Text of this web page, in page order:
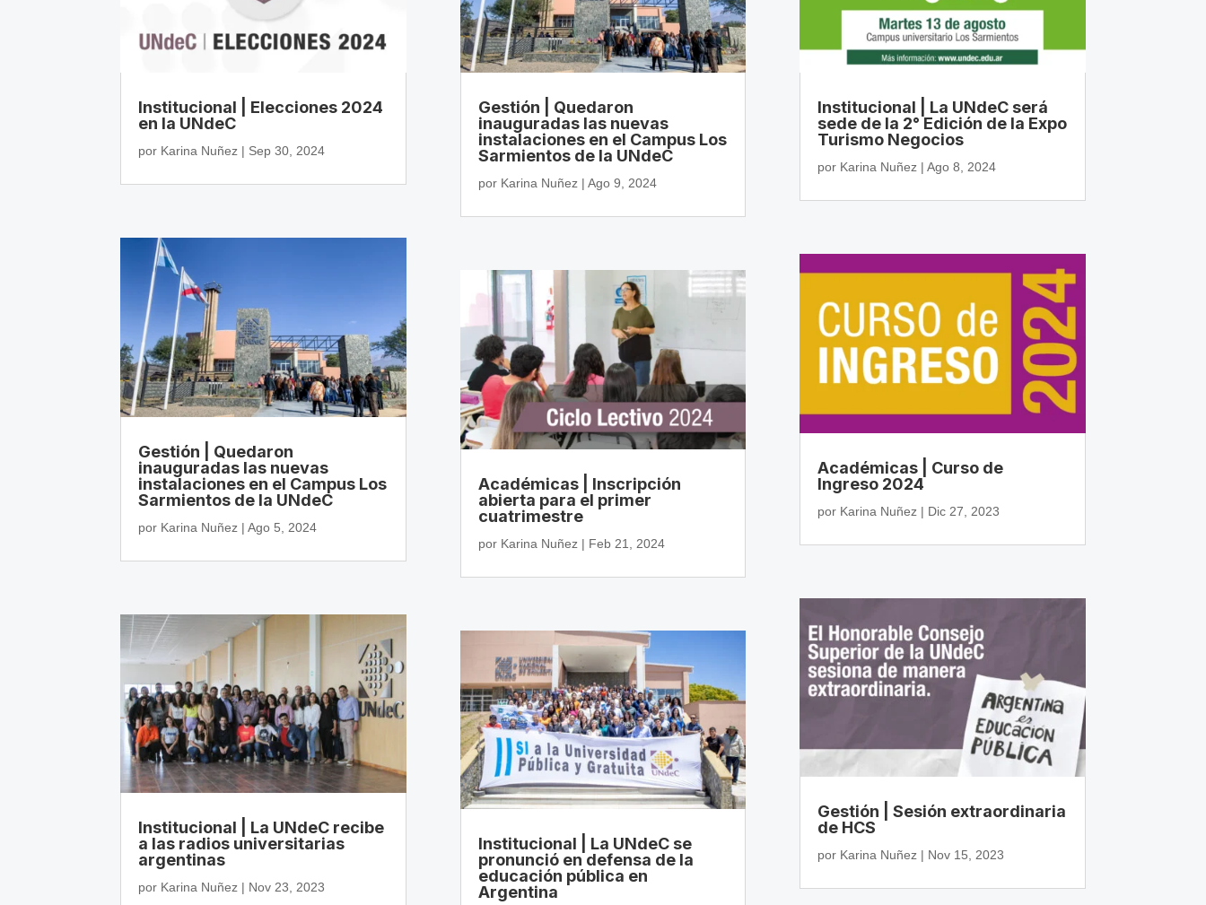
Institucional | Elecciones 2024
en la UNdeC
por Karina Nuñez | Sep 30, 2024
Gestión | Quedaron
inauguradas las nuevas
instalaciones en el Campus Los
Sarmientos de la UNdeC
por Karina Nuñez |Ago 5, 2024
Institucional | La UNdeC recibe
a las radios universitarias
argentinas
por Karina Nuñez | Nov 23, 2023
Gestión | Quedaron
inauguradas las nuevas
instalaciones en el Campus Los
Sarmientos de la UNdeC
por Karina Nuñez| Ago 9, 2024
Académicas | Inscripción
abierta para el primer
cuatrimestre
por Karina Nuñez| Feb 21, 2024
Institucional | La UNdeC se
pronunció en defensa de la
educación pública en
Argentina
Institucional | La UNdeC será
sede de la 2° Edición de la Expo
Turismo Negocios
por Karina Nuñez| Ago 8, 2024
Académicas | Curso de
Ingreso 2024
por Karina Nuñez| Dic 27, 2023
Gestión | Sesión extraordinaria
de HCS
por Karina Nuñez| Nov 15, 2023